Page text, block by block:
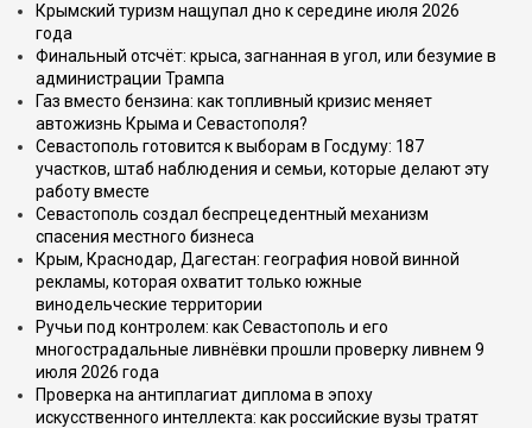
Крымский туризм нащупал дно к середине июля 2026
года
Финальный отсчёт: крыса, загнанная в угол, или безумие в
администрации Трампа
Газ вместо бензина: как топливный кризис меняет
автожизнь Крыма и Севастополя?
Севастополь готовится к выборам в Госдуму: 187
участков, штаб наблюдения и семьи, которые делают эту
работу вместе
Севастополь создал беспрецедентный механизм
спасения местного бизнеса
Крым, Краснодар, Дагестан: география новой винной
рекламы, которая охватит только южные
винодельческие территории
Ручьи под контролем: как Севастополь и его
многострадальные ливнёвки прошли проверку ливнем 9
июля 2026 года
Проверка на антиплагиат диплома в эпоху
искусственного интеллекта: как российские вузы тратят